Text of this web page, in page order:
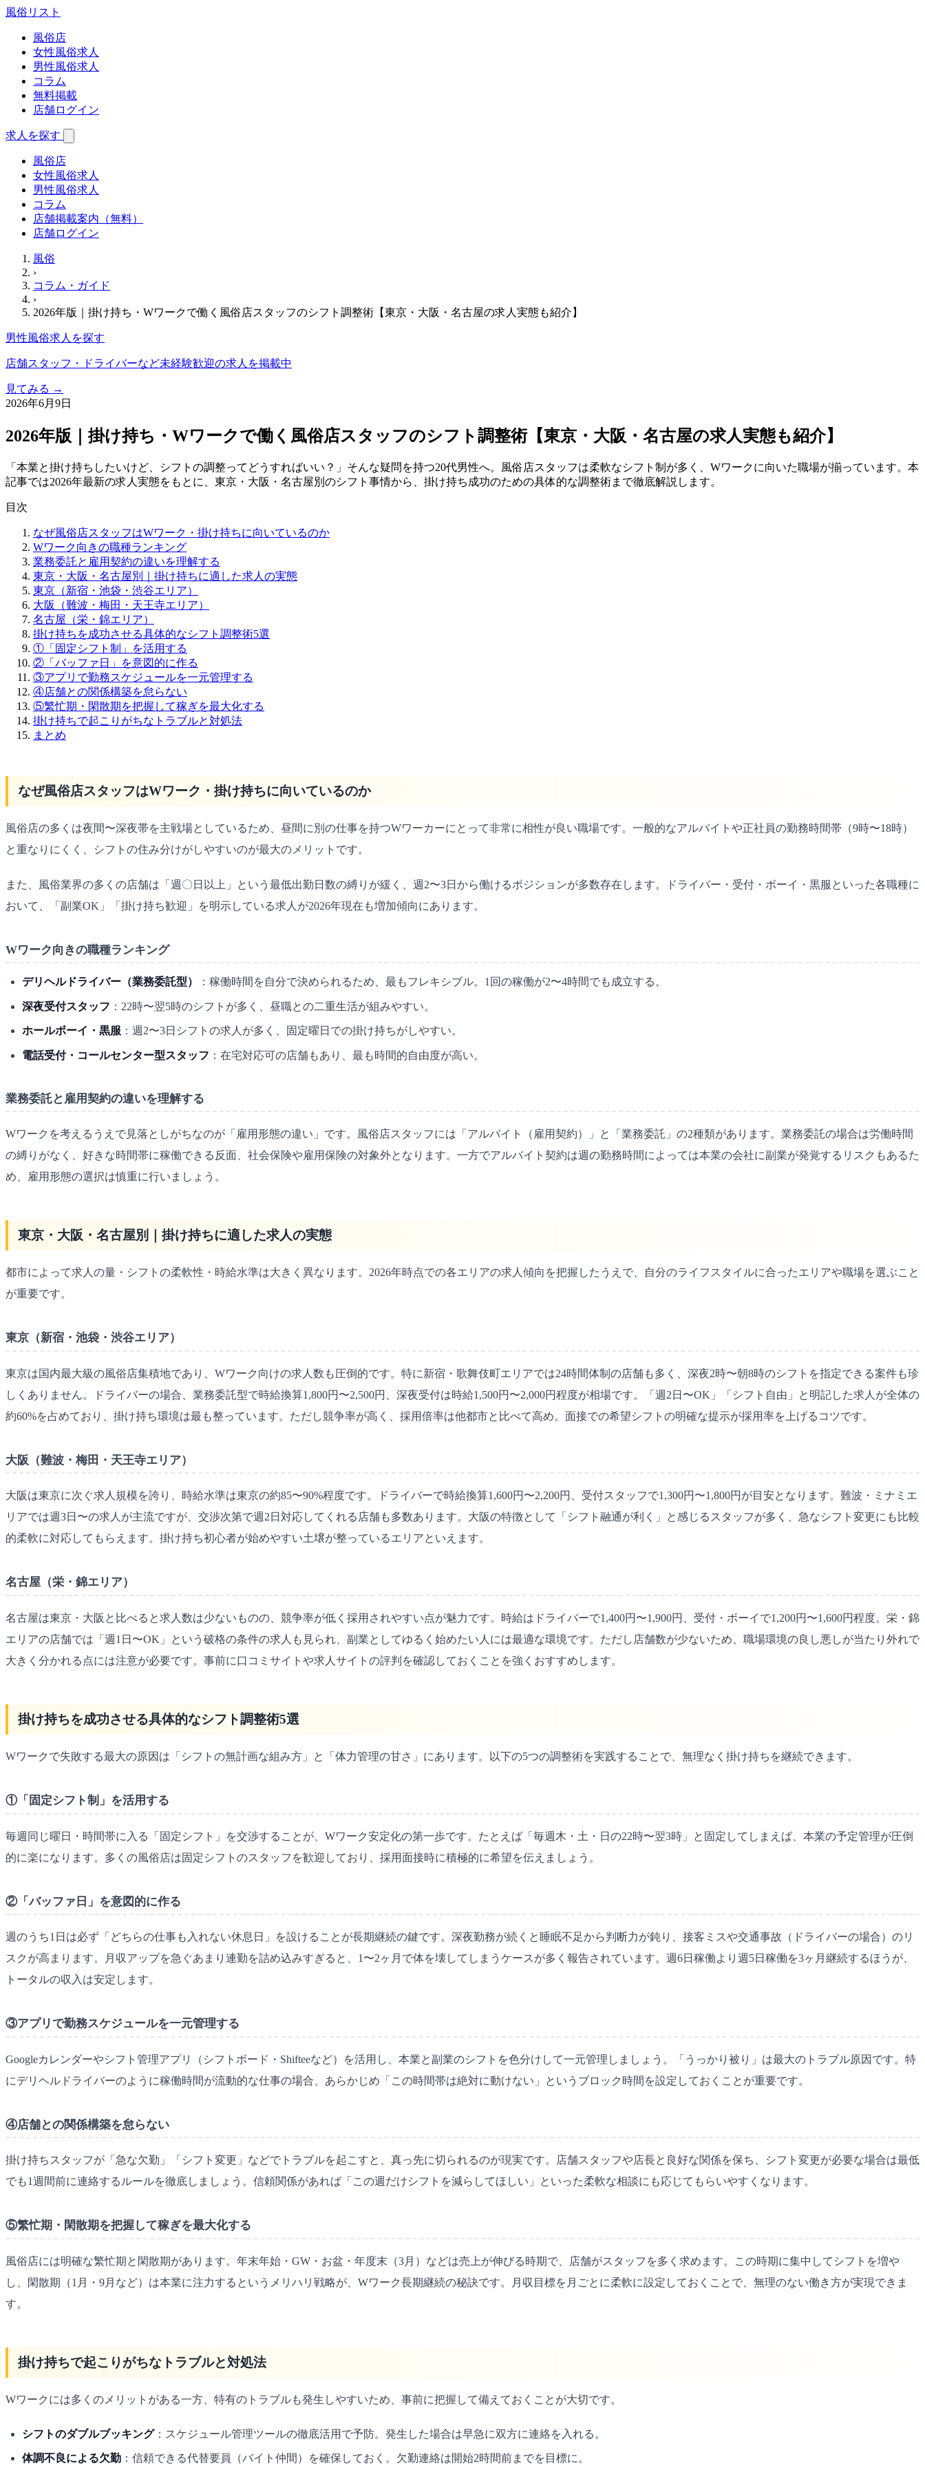
風俗 リスト
風俗店
女性風俗求人
男性風俗求人
コラム
無料掲載
店舗ログイン
求人を探す
風俗店
女性風俗求人
男性風俗求人
コラム
店舗掲載案内（無料）
店舗ログイン
風俗
›
コラム・ガイド
›
2026年版｜掛け持ち・Wワークで働く風俗店スタッフのシフト調整術【東京・大阪・名古屋の求人実態も紹介】
男性風俗求人を探す
店舗スタッフ・ドライバーなど未経験歓迎の求人を掲載中
見てみる →
2026年6月9日
2026年版｜掛け持ち・Wワークで働く風俗店スタッフのシフト調整術【東京・大阪・名古屋の求人実態も紹介】
「本業と掛け持ちしたいけど、シフトの調整ってどうすればいい？」そんな疑問を持つ20代男性へ。風俗店スタッフは柔軟なシフト制が多く、Wワークに向いた職場が揃っています。本
記事では2026年最新の求人実態をもとに、東京・大阪・名古屋別のシフト事情から、掛け持ち成功のための具体的な調整術まで徹底解説します。
目次
なぜ風俗店スタッフはWワーク・掛け持ちに向いているのか
Wワーク向きの職種ランキング
業務委託と雇用契約の違いを理解する
東京・大阪・名古屋別｜掛け持ちに適した求人の実態
東京（新宿・池袋・渋谷エリア）
大阪（難波・梅田・天王寺エリア）
名古屋（栄・錦エリア）
掛け持ちを成功させる具体的なシフト調整術5選
①「固定シフト制」を活用する
②「バッファ日」を意図的に作る
③アプリで勤務スケジュールを一元管理する
④店舗との関係構築を怠らない
⑤繁忙期・閑散期を把握して稼ぎを最大化する
掛け持ちで起こりがちなトラブルと対処法
まとめ
なぜ風俗店スタッフはWワーク・掛け持ちに向いているのか
風俗店の多くは夜間〜深夜帯を主戦場としているため、昼間に別の仕事を持つWワーカーにとって非常に相性が良い職場です。一般的なアルバイトや正社員の勤務時間帯（9時〜18時）
と重なりにくく、シフトの住み分けがしやすいのが最大のメリットです。
また、風俗業界の多くの店舗は「週〇日以上」という最低出勤日数の縛りが緩く、週2〜3日から働けるポジションが多数存在します。ドライバー・受付・ボーイ・黒服といった各職種に
おいて、「副業OK」「掛け持ち歓迎」を明示している求人が2026年現在も増加傾向にあります。
Wワーク向きの職種ランキング
デリヘルドライバー（業務委託型） ：稼働時間を自分で決められるため、最もフレキシブル。1回の稼働が2〜4時間でも成立する。
深夜受付スタッフ ：22時〜翌5時のシフトが多く、昼職との二重生活が組みやすい。
ホールボーイ・黒服 ：週2〜3日シフトの求人が多く、固定曜日での掛け持ちがしやすい。
電話受付・コールセンター型スタッフ ：在宅対応可の店舗もあり、最も時間的自由度が高い。
業務委託と雇用契約の違いを理解する
Wワークを考えるうえで見落としがちなのが「雇用形態の違い」です。風俗店スタッフには「アルバイト（雇用契約）」と「業務委託」の2種類があります。業務委託の場合は労働時間
の縛りがなく、好きな時間帯に稼働できる反面、社会保険や雇用保険の対象外となります。一方でアルバイト契約は週の勤務時間によっては本業の会社に副業が発覚するリスクもあるた
め、雇用形態の選択は慎重に行いましょう。
東京・大阪・名古屋別｜掛け持ちに適した求人の実態
都市によって求人の量・シフトの柔軟性・時給水準は大きく異なります。2026年時点での各エリアの求人傾向を把握したうえで、自分のライフスタイルに合ったエリアや職場を選ぶこと
が重要です。
東京（新宿・池袋・渋谷エリア）
東京は国内最大級の風俗店集積地であり、Wワーク向けの求人数も圧倒的です。特に新宿・歌舞伎町エリアでは24時間体制の店舗も多く、深夜2時〜朝8時のシフトを指定できる案件も珍
しくありません。ドライバーの場合、業務委託型で時給換算1,800円〜2,500円、深夜受付は時給1,500円〜2,000円程度が相場です。「週2日〜OK」「シフト自由」と明記した求人が全体の
約60%を占めており、掛け持ち環境は最も整っています。ただし競争率が高く、採用倍率は他都市と比べて高め。面接での希望シフトの明確な提示が採用率を上げるコツです。
大阪（難波・梅田・天王寺エリア）
大阪は東京に次ぐ求人規模を誇り、時給水準は東京の約85〜90%程度です。ドライバーで時給換算1,600円〜2,200円、受付スタッフで1,300円〜1,800円が目安となります。難波・ミナミエ
リアでは週3日〜の求人が主流ですが、交渉次第で週2日対応してくれる店舗も多数あります。大阪の特徴として「シフト融通が利く」と感じるスタッフが多く、急なシフト変更にも比較
的柔軟に対応してもらえます。掛け持ち初心者が始めやすい土壌が整っているエリアといえます。
名古屋（栄・錦エリア）
名古屋は東京・大阪と比べると求人数は少ないものの、競争率が低く採用されやすい点が魅力です。時給はドライバーで1,400円〜1,900円、受付・ボーイで1,200円〜1,600円程度。栄・錦
エリアの店舗では「週1日〜OK」という破格の条件の求人も見られ、副業としてゆるく始めたい人には最適な環境です。ただし店舗数が少ないため、職場環境の良し悪しが当たり外れで
大きく分かれる点には注意が必要です。事前に口コミサイトや求人サイトの評判を確認しておくことを強くおすすめします。
掛け持ちを成功させる具体的なシフト調整術5選
Wワークで失敗する最大の原因は「シフトの無計画な組み方」と「体力管理の甘さ」にあります。以下の5つの調整術を実践することで、無理なく掛け持ちを継続できます。
①「固定シフト制」を活用する
毎週同じ曜日・時間帯に入る「固定シフト」を交渉することが、Wワーク安定化の第一歩です。たとえば「毎週木・土・日の22時〜翌3時」と固定してしまえば、本業の予定管理が圧倒
的に楽になります。多くの風俗店は固定シフトのスタッフを歓迎しており、採用面接時に積極的に希望を伝えましょう。
②「バッファ日」を意図的に作る
週のうち1日は必ず「どちらの仕事も入れない休息日」を設けることが長期継続の鍵です。深夜勤務が続くと睡眠不足から判断力が鈍り、接客ミスや交通事故（ドライバーの場合）のリ
スクが高まります。月収アップを急ぐあまり連勤を詰め込みすぎると、1〜2ヶ月で体を壊してしまうケースが多く報告されています。週6日稼働より週5日稼働を3ヶ月継続するほうが、
トータルの収入は安定します。
③アプリで勤務スケジュールを一元管理する
Googleカレンダーやシフト管理アプリ（シフトボード・Shifteeなど）を活用し、本業と副業のシフトを色分けして一元管理しましょう。「うっかり被り」は最大のトラブル原因です。特
にデリヘルドライバーのように稼働時間が流動的な仕事の場合、あらかじめ「この時間帯は絶対に動けない」というブロック時間を設定しておくことが重要です。
④店舗との関係構築を怠らない
掛け持ちスタッフが「急な欠勤」「シフト変更」などでトラブルを起こすと、真っ先に切られるのが現実です。店舗スタッフや店長と良好な関係を保ち、シフト変更が必要な場合は最低
でも1週間前に連絡するルールを徹底しましょう。信頼関係があれば「この週だけシフトを減らしてほしい」といった柔軟な相談にも応じてもらいやすくなります。
⑤繁忙期・閑散期を把握して稼ぎを最大化する
風俗店には明確な繁忙期と閑散期があります。年末年始・GW・お盆・年度末（3月）などは売上が伸びる時期で、店舗がスタッフを多く求めます。この時期に集中してシフトを増や
し、閑散期（1月・9月など）は本業に注力するというメリハリ戦略が、Wワーク長期継続の秘訣です。月収目標を月ごとに柔軟に設定しておくことで、無理のない働き方が実現できま
す。
掛け持ちで起こりがちなトラブルと対処法
Wワークには多くのメリットがある一方、特有のトラブルも発生しやすいため、事前に把握して備えておくことが大切です。
シフトのダブルブッキング：スケジュール管理ツールの徹底活用で予防。発生した場合は早急に双方に連絡を入れる。
体調不良による欠勤 ：信頼できる代替要員（バイト仲間）を確保しておく。欠勤連絡は開始2時間前までを目標に。